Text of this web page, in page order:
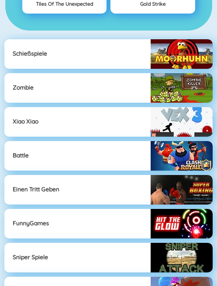
Tiles Of The Unexpected Gold Strike
Schießspiele
Zombie
Xiao Xiao
Battle
Einen Tritt Geben
FunnyGames
Sniper Spiele